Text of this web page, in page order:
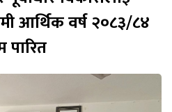
आर्थिक वर्ष २०८३/८४
पारित